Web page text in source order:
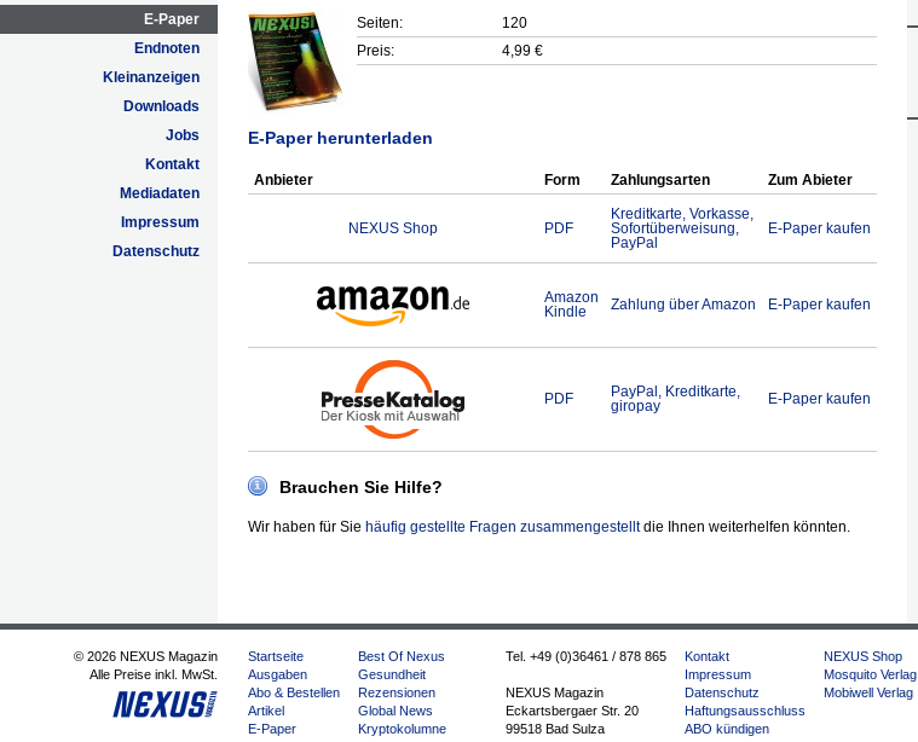
E-Paper
Endnoten
Kleinanzeigen
Downloads
Jobs
Kontakt
Mediadaten
Impressum
Datenschutz
Seiten:
120
Preis:
4,99 €
E-Paper herunterladen
Anbieter Form Zahlungsarten Zum Abieter
NEXUS Shop PDF
Kreditkarte, Vorkasse,
Sofortüberweisung,
PayPal
E-Paper kaufen
Amazon
Kindle
Zahlung über Amazon E-Paper kaufen
PDF
PayPal, Kreditkarte,
giropay
E-Paper kaufen
Brauchen Sie Hilfe?
Wir haben für Sie häufig gestellte Fragen zusammengestelltdie Ihnen weiterhelfen könnten.
© 2026 NEXUS Magazin
Alle Preise inkl. MwSt.
Startseite
Ausgaben
Abo & Bestellen
Artikel
E-Paper
Best Of Nexus
Gesundheit
Rezensionen
Global News
Kryptokolumne
Tel. +49 (0)36461 / 878 865
NEXUS Magazin
Eckartsbergaer Str. 20
99518 Bad Sulza
Kontakt
Impressum
Datenschutz
Haftungsausschluss
ABO kündigen
NEXUS Shop
Mosquito Verlag
Mobiwell Verlag